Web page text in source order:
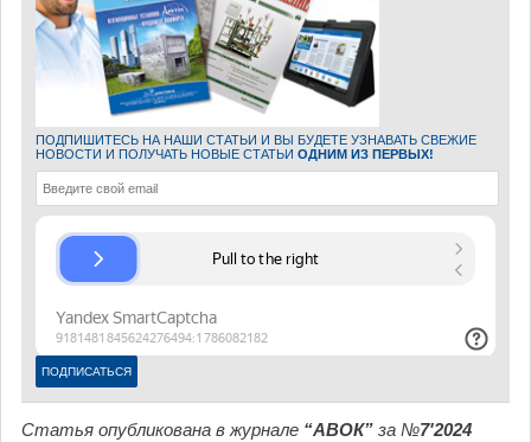
ПОДПИШИТЕСЬ НА НАШИ СТАТЬИ И ВЫ БУДЕТЕ УЗНАВАТЬ СВЕЖИЕ
НОВОСТИ И ПОЛУЧАТЬ НОВЫЕ СТАТЬИ ОДНИМ ИЗ ПЕРВЫХ!
Статья опубликована в журнале “АВОК” за №7'2024